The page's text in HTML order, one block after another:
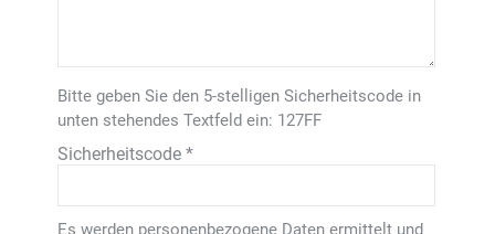
Bitte geben Sie den 5-stelligen Sicherheitscode in
unten stehendes Textfeld ein: 127FF
Sicherheitscode*
Es werden personenbezogene Daten ermittelt und